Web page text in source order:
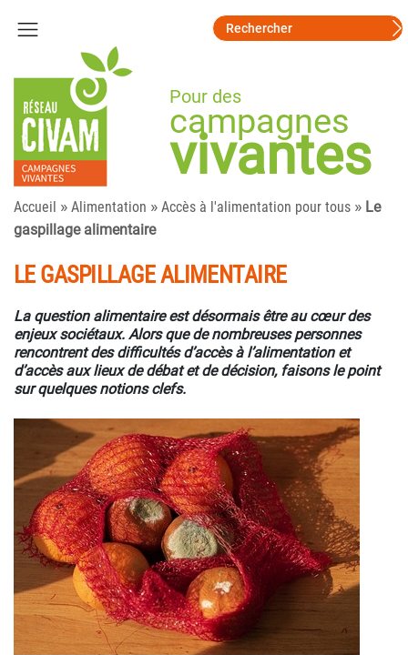
Pour des
campagnes
vivantes
Accueil » Alimentation » Accès à l'alimentation pour tous » Le
gaspillage alimentaire
LE GASPILLAGE ALIMENTAIRE
La question alimentaire est désormais être au cœur des
enjeux sociétaux. Alors que de nombreuses personnes
rencontrent des difficultés d’accès à l’alimentation et
d’accès aux lieux de débat et de décision, faisons le point
sur quelques notions clefs.